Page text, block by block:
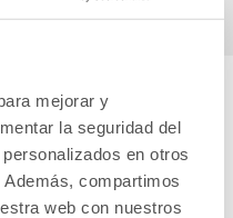
mejorar y
la seguridad del
en otros
compartimos
web con nuestros
opinión
este producto!